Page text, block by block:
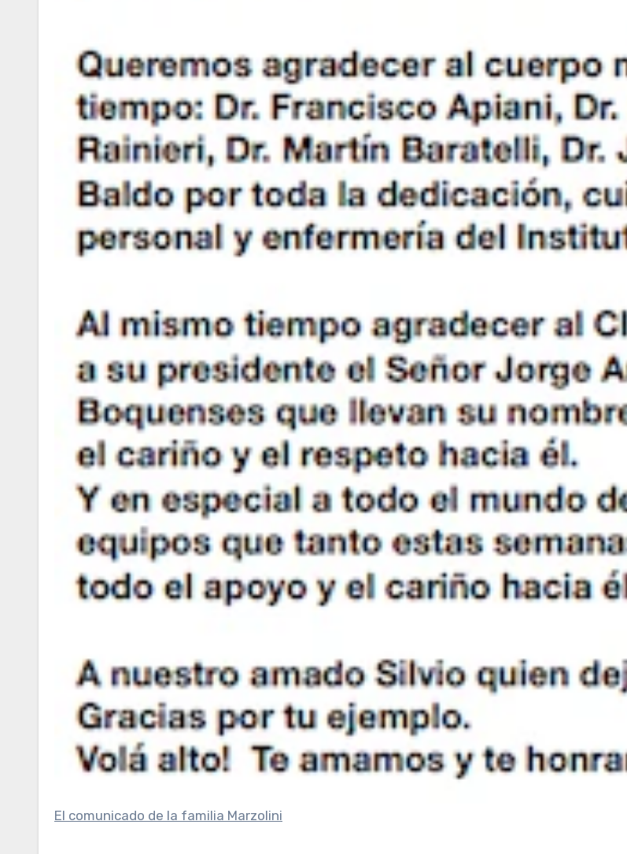
El comunicado de la familia Marzolini